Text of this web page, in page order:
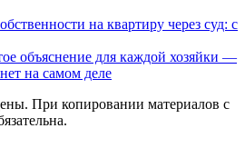
на квартиру через суд: с
объяснение для каждой хозяйки —
на самом деле
При копировании материалов с